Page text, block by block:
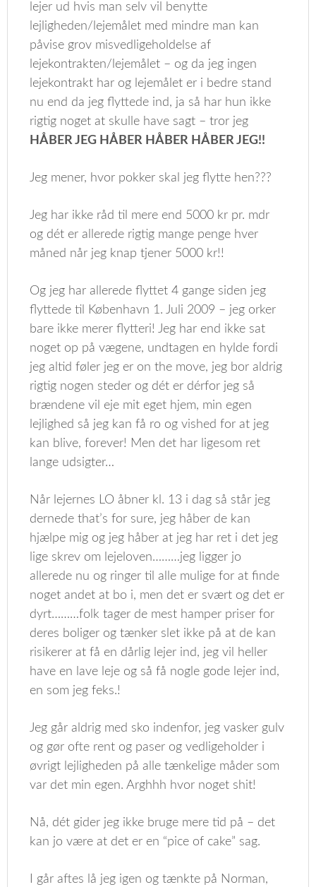
lejer ud hvis man selv vil benytte
lejligheden/lejemålet med mindre man kan
påvise grov misvedligeholdelse af
lejekontrakten/lejemålet – og da jeg ingen
lejekontrakt har og lejemålet er i bedre stand
nu end da jeg flyttede ind, ja så har hun ikke
rigtig noget at skulle have sagt – tror jeg
HÅBER JEG HÅBER HÅBER HÅBER JEG!!
Jeg mener, hvor pokker skal jeg flytte hen???
Jeg har ikke råd til mere end 5000 kr pr. mdr
og dét er allerede rigtig mange penge hver
måned når jeg knap tjener 5000 kr!!
Og jeg har allerede flyttet 4 gange siden jeg
flyttede til København 1. Juli 2009 – jeg orker
bare ikke merer flytteri! Jeg har end ikke sat
noget op på vægene, undtagen en hylde fordi
jeg altid føler jeg er on the move, jeg bor aldrig
rigtig nogen steder og dét er dérfor jeg så
brændene vil eje mit eget hjem, min egen
lejlighed så jeg kan få ro og vished for at jeg
kan blive, forever! Men det har ligesom ret
lange udsigter…
Når lejernes LO åbner kl. 13 i dag så står jeg
dernede that’s for sure, jeg håber de kan
hjælpe mig og jeg håber at jeg har ret i det jeg
lige skrev om lejeloven………jeg ligger jo
allerede nu og ringer til alle mulige for at finde
noget andet at bo i, men det er svært og det er
dyrt………folk tager de mest hamper priser for
deres boliger og tænker slet ikke på at de kan
risikerer at få en dårlig lejer ind, jeg vil heller
have en lave leje og så få nogle gode lejer ind,
en som jeg feks.!
Jeg går aldrig med sko indenfor, jeg vasker gulv
og gør ofte rent og paser og vedligeholder i
øvrigt lejligheden på alle tænkelige måder som
var det min egen. Arghhh hvor noget shit!
Nå, dét gider jeg ikke bruge mere tid på – det
kan jo være at det er en “pice of cake” sag.
I går aftes lå jeg igen og tænkte på Norman,